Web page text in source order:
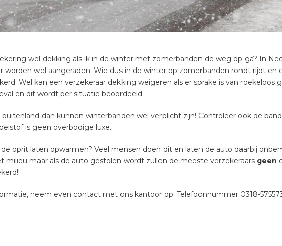
wel dekking als ik in de winter met zomerbanden de weg op ga? In
worden wel aangeraden. Wie dus in de winter op zomerbanden rondt rijdt en
Wel kan een verzekeraar dekking weigeren als er sprake is van roekeloos
en dit wordt per situatie beoordeeld.
buitenland dan kunnen winterbanden wel verplicht zijn! Controleer ook de
is geen overbodige luxe.
oprit laten opwarmen? Veel mensen doen dit en laten de auto daarbij
milieu maar als de auto gestolen wordt zullen de meeste verzekeraars geen
neem even contact met ons kantoor op. Telefoonnummer 0318-